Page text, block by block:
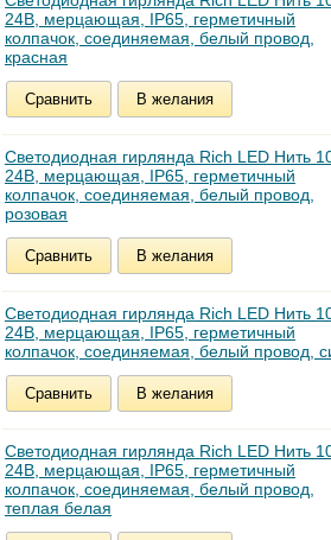
24В, мерцающая, IP65, герметичный
колпачок, соединяемая, белый провод,
красная
Сравнить В желания
Светодиодная гирлянда Rich LED Нить
24В, мерцающая, IP65, герметичный
колпачок, соединяемая, белый провод,
розовая
Сравнить В желания
Светодиодная гирлянда Rich LED Нить
24В, мерцающая, IP65, герметичный
колпачок, соединяемая, белый провод,
Сравнить В желания
Светодиодная гирлянда Rich LED Нить
24В, мерцающая, IP65, герметичный
колпачок, соединяемая, белый провод,
теплая белая